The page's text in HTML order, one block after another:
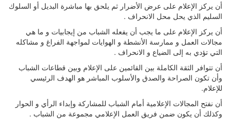
أن يركز الإعلام على عرض الأضرار ثم يلحق بها مباشرة البديل أو السلوك
السليم الذي يحل محل الانحراف .
أن يركز الإعلام على ما يجب أن يفعله الشباب من إيجابيات و ما هي
مجالات العمل و ممارسة الأنشطة و الهوايات لمواجهة الفراغ و مشاكله
التي تؤدي به إلى الضياع و الانحراف .
أن تتوافر الثقة الكاملة بين القائمين على الإعلام وبين قطاعات الشباب
وأن تكون الصراحة والصدق والأسلوب المباشر هو الهدف الرئيسي
للإعلام.
أن نفتح المجالات الإعلامية أمام الشباب للمشاركة وإبداء الرأي و الحوار
وكذلك أن يكون ضمن فريق العمل الإعلامي مجموعة من الشباب .